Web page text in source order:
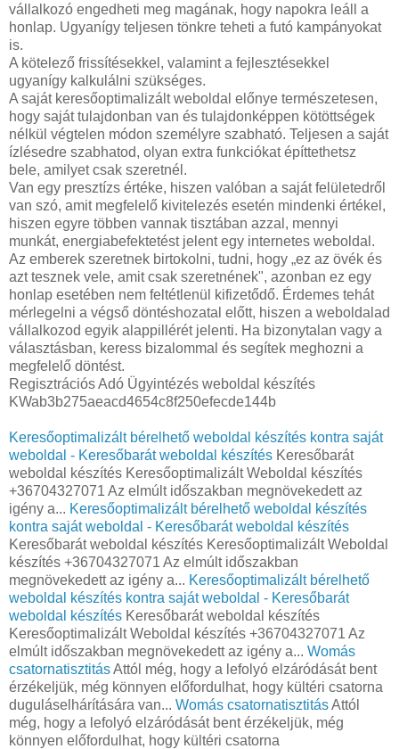
vállalkozó engedheti meg magának, hogy napokra leáll a
honlap. Ugyanígy teljesen tönkre teheti a futó kampányokat
is.
A kötelező frissítésekkel, valamint a fejlesztésekkel
ugyanígy kalkulálni szükséges.
A saját keresőoptimalizált weboldal előnye természetesen,
hogy saját tulajdonban van és tulajdonképpen kötöttségek
nélkül végtelen módon személyre szabható. Teljesen a saját
ízlésedre szabhatod, olyan extra funkciókat építtethetsz
bele, amilyet csak szeretnél.
Van egy presztízs értéke, hiszen valóban a saját felületedről
van szó, amit megfelelő kivitelezés esetén mindenki értékel,
hiszen egyre többen vannak tisztában azzal, mennyi
munkát, energiabefektetést jelent egy internetes weboldal.
Az emberek szeretnek birtokolni, tudni, hogy „ez az övék és
azt tesznek vele, amit csak szeretnének", azonban ez egy
honlap esetében nem feltétlenül kifizetődő. Érdemes tehát
mérlegelni a végső döntéshozatal előtt, hiszen a weboldalad
vállalkozod egyik alappillérét jelenti. Ha bizonytalan vagy a
választásban, keress bizalommal és segítek meghozni a
megfelelő döntést.
Regisztrációs Adó Ügyintézés weboldal készítés
KWab3b275aeacd4654c8f250efecde144b
Keresőoptimalizált bérelhető weboldal készítés kontra saját
weboldal - Keresőbarát weboldal készítés Keresőbarát
weboldal készítés Keresőoptimalizált Weboldal készítés
+36704327071 Az elmúlt időszakban megnövekedett az
igény a... Keresőoptimalizált bérelhető weboldal készítés
kontra saját weboldal - Keresőbarát weboldal készítés
Keresőbarát weboldal készítés Keresőoptimalizált Weboldal
készítés +36704327071 Az elmúlt időszakban
megnövekedett az igény a... Keresőoptimalizált bérelhető
weboldal készítés kontra saját weboldal - Keresőbarát
weboldal készítés Keresőbarát weboldal készítés
Keresőoptimalizált Weboldal készítés +36704327071 Az
elmúlt időszakban megnövekedett az igény a... Womás
csatornatisztitásAttól még, hogy a lefolyó elzáródását bent
érzékeljük, még könnyen előfordulhat, hogy kültéri csatorna
duguláselhárítására van... Womás csatornatisztitásAttól
még, hogy a lefolyó elzáródását bent érzékeljük, még
könnyen előfordulhat, hogy kültéri csatorna